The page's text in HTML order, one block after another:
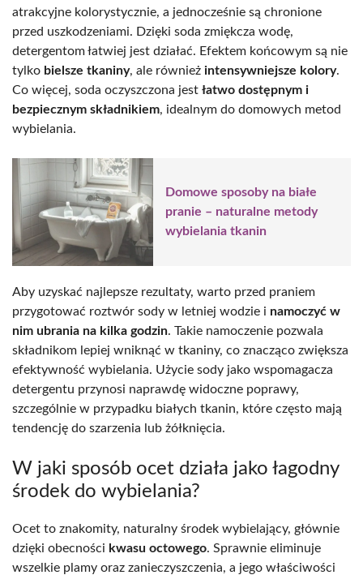
atrakcyjne kolorystycznie, a jednocześnie są chronione
przed uszkodzeniami. Dzięki soda zmiękcza wodę,
detergentom łatwiej jest działać. Efektem końcowym są nie
tylko bielsze tkaniny, ale również intensywniejsze kolory.
Co więcej, soda oczyszczona jest łatwo dostępnym i
bezpiecznym składnikiem, idealnym do domowych metod
wybielania.
Domowe sposoby na białe
pranie – naturalne metody
wybielania tkanin
Aby uzyskać najlepsze rezultaty, warto przed praniem
przygotować roztwór sody w letniej wodzie i namoczyć w
nim ubrania na kilka godzin. Takie namoczenie pozwala
składnikom lepiej wniknąć w tkaniny, co znacząco zwiększa
efektywność wybielania. Użycie sody jako wspomagacza
detergentu przynosi naprawdę widoczne poprawy,
szczególnie w przypadku białych tkanin, które często mają
tendencję do szarzenia lub żółknięcia.
W jaki sposób ocet działa jako łagodny
środek do wybielania?
Ocet to znakomity, naturalny środek wybielający, głównie
dzięki obecności kwasu octowego. Sprawnie eliminuje
wszelkie plamy oraz zanieczyszczenia, a jego właściwości